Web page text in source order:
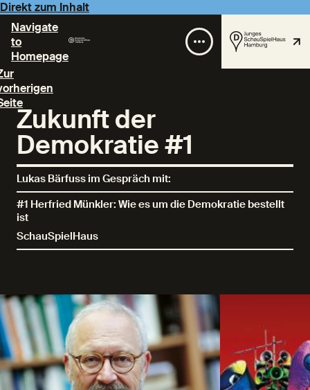
Direkt zum Inhalt
Navigate
to
Homepage
Zukunft der
Demokratie #1
Lukas Bärfuss im Gespräch mit:
#1 Herfried Münkler: Wie es um die Demokratie bestellt
ist
SchauSpielHaus